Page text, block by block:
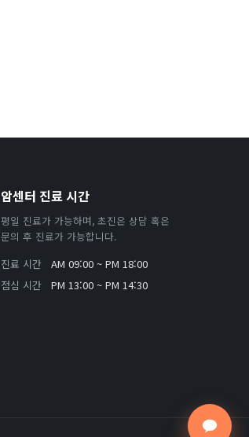
암센터 진료 시간
평일 진료가 가능하며, 초진은 상담 혹은
문의 후 진료가 가능합니다.
진료 시간
AM 09:00 ~ PM 18:00
점심 시간
PM 13:00 ~ PM 14:30